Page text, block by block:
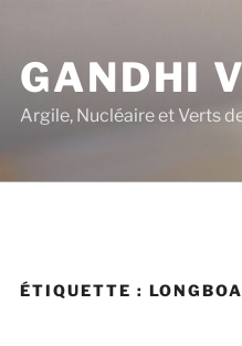
GANDHI
Argile, Nucléaire et Verts
ÉTIQUETTE :